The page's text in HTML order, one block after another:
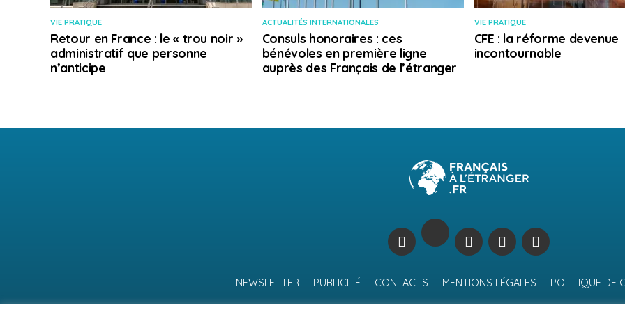
VIE PRATIQUE
Retour en France : le « trou noir »
administratif que personne
n’anticipe
ACTUALITÉS INTERNATIONALES
Consuls honoraires : ces
bénévoles en première ligne
auprès des Français de l’étranger
VIE PRATIQUE
CFE : la réforme devenue
incontournable
NEWSLETTER PUBLICITÉ CONTACTS MENTIONS LÉGALES POLITIQUE DE